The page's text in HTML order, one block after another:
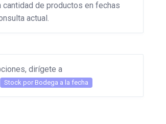
de productos en fechas
actual.
dirígete a
Stock por Bodega a la fecha